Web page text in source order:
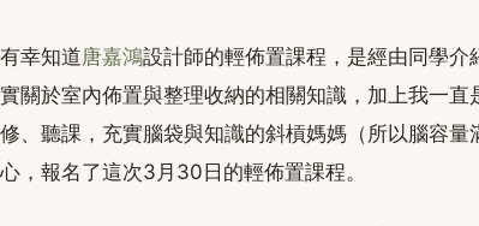
有幸知道唐嘉鴻設計師的輕佈置課程，是經由同學
實關於室內佈置與整理收納的相關知識，加上我一
修、聽課，充實腦袋與知識的斜槓媽媽（所以腦容
心，報名了這次3月30日的輕佈置課程。